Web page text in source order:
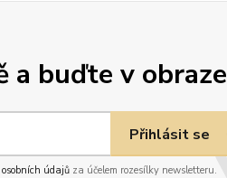
a buďte v obraze
Přihlásit se
údajůza účelem rozesílky newsletteru.